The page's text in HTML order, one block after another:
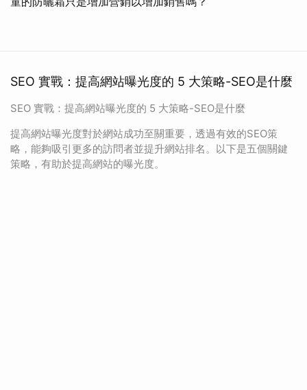
SEO 實戰：提高網站曝光度的 5 大策略-SEO是什麼
SEO 實戰：提高網站曝光度的 5 大策略-SEO是什麼
提高網站曝光度對於網站成功至關重要，透過有效的SEO策
略，能夠吸引更多的訪問者並提升網站排名。以下是五個關鍵
策略，有助於提高網站的曝光度。